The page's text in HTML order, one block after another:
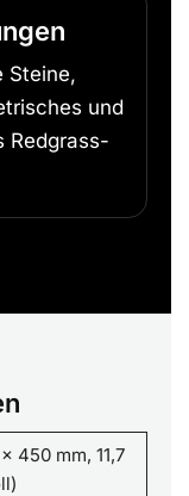
Steine,
und
Redgrass-
450 mm, 11,7